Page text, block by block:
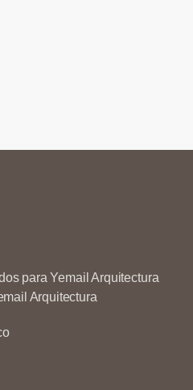
para Yemail Arquitectura
Arquitectura